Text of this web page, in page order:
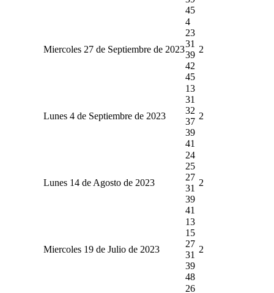
45
Miercoles 27 de Septiembre de 2023
4
23
31
39
42
45
2
Lunes 4 de Septiembre de 2023
13
31
32
37
39
41
2
Lunes 14 de Agosto de 2023
24
25
27
31
39
41
2
Miercoles 19 de Julio de 2023
13
15
27
31
39
48
2
26